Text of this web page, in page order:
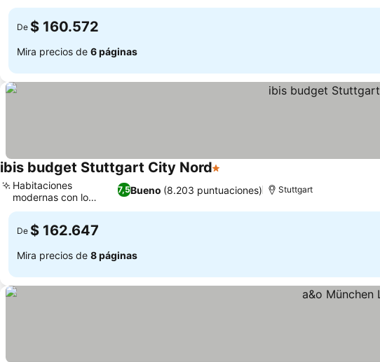
De $ 160.572
Mira precios de 6 páginas
ibis budget Stuttgart City Nord1 Estrellas
7,5Bueno (8.203 puntuaciones)
Habitaciones
modernas con lo
esencial
Stuttgart
De $ 162.647
Mira precios de 8 páginas